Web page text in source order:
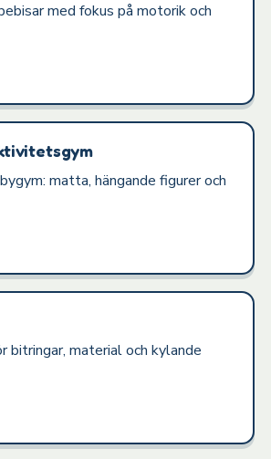
med fokus på motorik och
matta, hängande figurer och
bitringar, material och kylande